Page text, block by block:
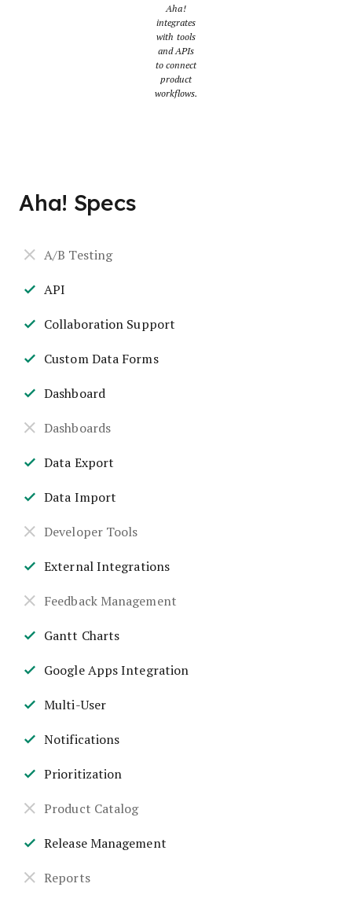
Aha!
integrates
with tools
and APIs
to connect
product
workflows.
Aha! Specs
A/B Testing
API
Collaboration Support
Custom Data Forms
Dashboard
Dashboards
Data Export
Data Import
Developer Tools
External Integrations
Feedback Management
Gantt Charts
Google Apps Integration
Multi-User
Notifications
Prioritization
Product Catalog
Release Management
Reports